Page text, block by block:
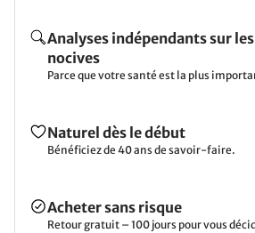
Analyses indépendants sur
nocives
Parce que votre santé est la plus
Naturel dès le début
Bénéficiez de 40 ans de savoir-faire.
Acheter sans risque
Retour gratuit – 100 jours pour vous